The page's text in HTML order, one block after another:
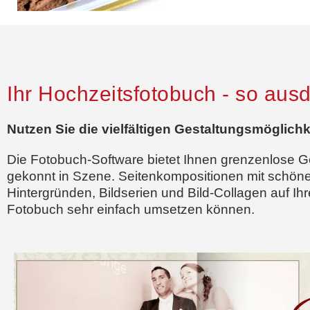
Ihr Hochzeitsfotobuch - so
Nutzen Sie die vielfältigen
Die Fotobuch-Software bietet Ihnen grenzenlose
gekonnt in Szene. Seitenkompositionen mit
Hintergründen, Bildserien und Bild-Collagen auf
Fotobuch sehr einfach umsetzen können.